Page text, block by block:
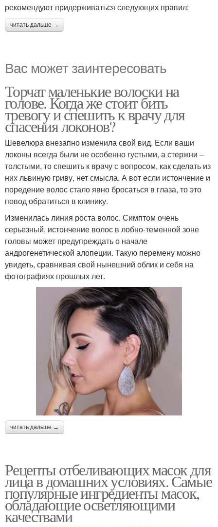
рекомендуют придерживаться следующих правил:
читать дальше →
Вас может заинтересовать
Торчат маленькие волоски на
голове. Когда же стоит бить
тревогу и спешить к врачу для
спасения локонов?
Шевелюра внезапно изменила свой вид. Если ваши
локоны всегда были не особенно густыми, а стержни –
толстыми, то спешить к врачу с вопросом, как сделать из
них львиную гриву, нет смысла. А вот если истончение и
поредение волос стало явно бросаться в глаза, то это
повод обратиться в клинику.
Изменилась линия роста волос. Симптом очень
серьезный, истончение волос в лобно-теменной зоне
головы может предупреждать о начале
андрогенетической алопеции. Такую перемену можно
увидеть, сравнивая свой нынешний облик и себя на
фотографиях прошлых лет.
читать дальше →
Рецепты отбеливающих масок для
лица в домашних условиях. Самые
популярные ингредиенты масок,
обладающие осветляющими
качествами